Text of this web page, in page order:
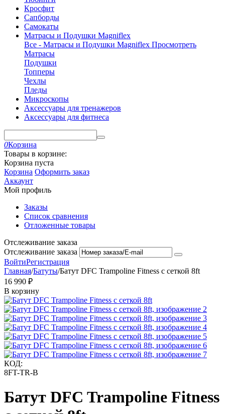
Кросфит
Сапборды
Самокаты
Матрасы и Подушки Magniflex
Все - Матрасы и Подушки Magniflex Просмотреть
Матрасы
Подушки
Топперы
Чехлы
Пледы
Микроскопы
Аксессуары для тренажеров
Аксессуары для фитнеса
0Корзина
Товары в корзине:
Корзина пуста
Корзина Оформить заказ
Аккаунт
Мой профиль
Заказы
Список сравнения
Отложенные товары
Отслеживание заказа
Отслеживание заказа
ВойтиРегистрация
Главная/Батуты/Батут DFC Trampoline Fitness с сеткой 8ft
16 990 ₽
В корзину
КОД:
8FT-TR-B
Батут DFC Trampoline Fitness